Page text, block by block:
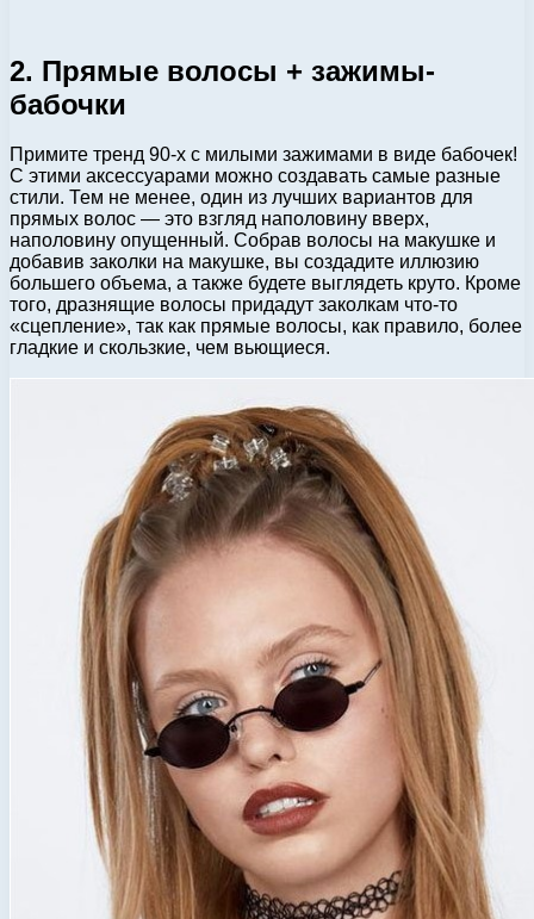
2. Прямые волосы + зажимы-
бабочки
Примите тренд 90-х с милыми зажимами в виде бабочек!
С этими аксессуарами можно создавать самые разные
стили. Тем не менее, один из лучших вариантов для
прямых волос — это взгляд наполовину вверх,
наполовину опущенный. Собрав волосы на макушке и
добавив заколки на макушке, вы создадите иллюзию
большего объема, а также будете выглядеть круто. Кроме
того, дразнящие волосы придадут заколкам что-то
«сцепление», так как прямые волосы, как правило, более
гладкие и скользкие, чем вьющиеся.